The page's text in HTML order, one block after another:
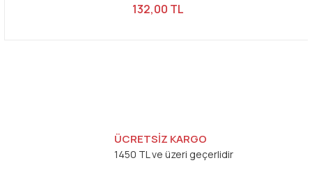
132,00 TL
ÜCRETSİZ KARGO
1450 TL ve üzeri geçerlidir